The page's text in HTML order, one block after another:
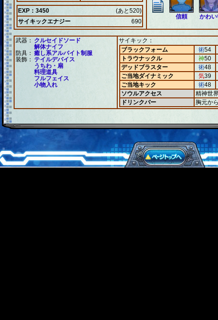
EXP：3450
(あと520)
サイキックエナジー
690
信頼 かわ
武器： クルセイドソード
解体ナイフ
防具： 癒し系アルバイト制服
装飾： テイルデバイス
うちわ・扇
料理道具
フルフェイス
小物入れ
サイキック：
ブラックフォーム
術54
トラウナックル
神50
デッドブラスター
術48
ご当地ダイナミック
気39
ご当地キック
術48
ソウルアクセス
精神世
ドリンクバー
胸元か